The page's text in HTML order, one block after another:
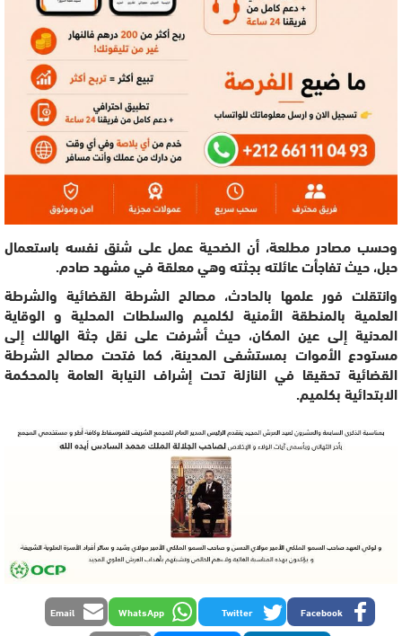
وحسب مصادر مطلعة، أن الضحية عمل على شنق نفسه باستعمال
حبل، حيث تفاجأت عائلته بجثته وهي معلقة في مشهد صادم.
وانتقلت فور علمها بالحادث، مصالح الشرطة القضائية والشرطة
العلمية بالمنطقة الأمنية لكلميم والسلطات المحلية و الوقاية
المدنية إلى عين المكان، حيث أشرفت على نقل جثة الهالك إلى
مستودع الأموات بمستشفى المدينة، كما فتحت مصالح الشرطة
القضائية تحقيقا في النازلة تحت إشراف النيابة العامة بالمحكمة
الابتدائية بكلميم.
Facebook
Twitter
WhatsApp
Email